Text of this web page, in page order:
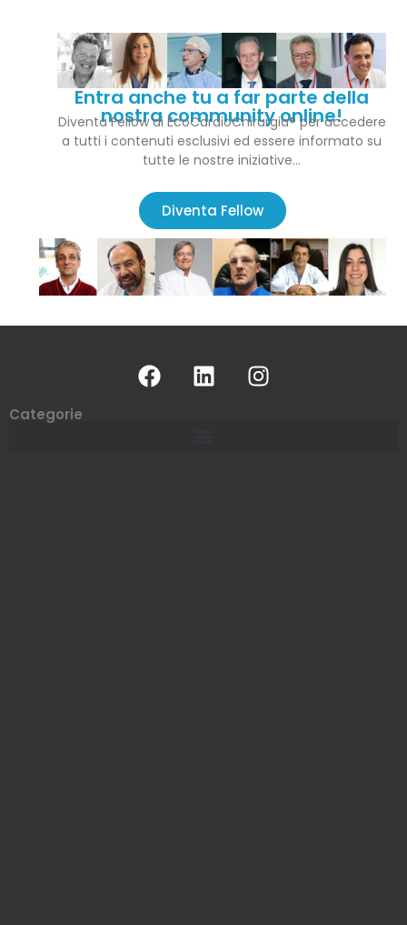
Entra anche tu a far parte della
nostra community online!
Diventa Fellow di EcoCardioChirurgia® per accedere
a tutti i contenuti esclusivi ed essere informato su
tutte le nostre iniziative…
Diventa Fellow
Categorie